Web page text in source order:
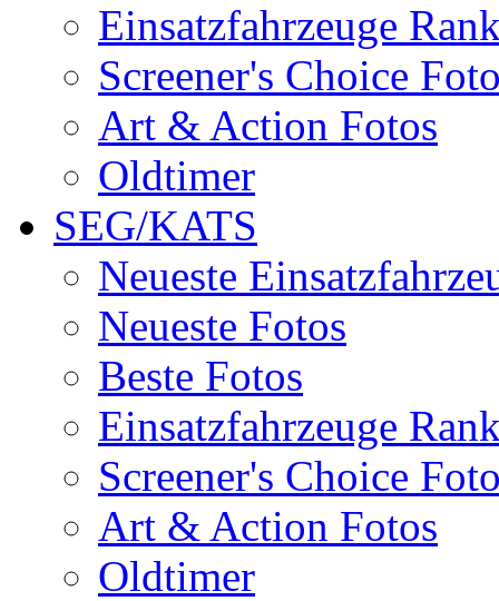
Einsatzfahrzeuge
Screener's Choice
Art & Action Fotos
Oldtimer
SEG/KATS
Neueste
Neueste Fotos
Beste Fotos
Einsatzfahrzeuge
Screener's Choice
Art & Action Fotos
Oldtimer